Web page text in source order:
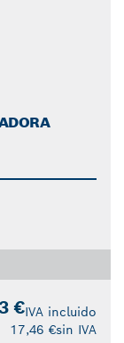
€IVA incluido
17,46 €sin IVA